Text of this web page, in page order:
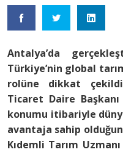
Antalya’da
Türkiye’nin global
rolüne dikkat
Ticaret Daire
konumu itibariyle
avantaja sahip
Kıdemli Tarım